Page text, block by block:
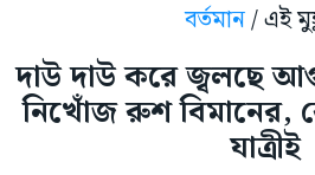
বর্তমান/ এই
দাউ দাউ করে জ্বলছে
নিখোঁজ রুশ বিমানের,
যাত্রীই